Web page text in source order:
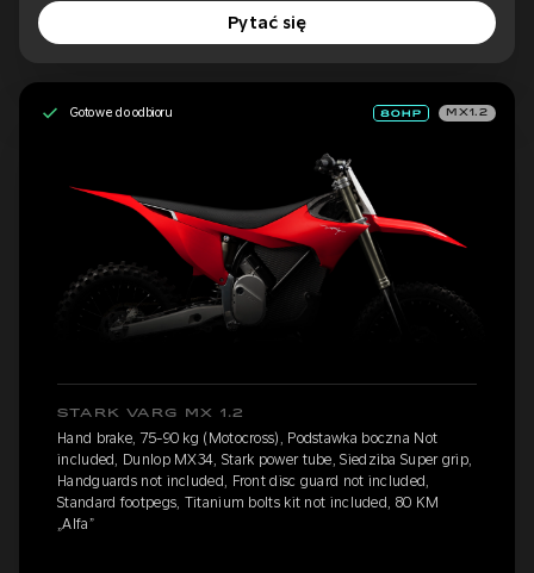
Pytać się
Gotowe do odbioru MX1.2
STARK VARG MX 1.2
Hand brake, 75-90 kg (Motocross), Podstawka boczna Not
included, Dunlop MX34, Stark power tube, Siedziba Super grip,
Handguards not included, Front disc guard not included,
Standard footpegs, Titanium bolts kit not included, 80 KM
„Alfa”